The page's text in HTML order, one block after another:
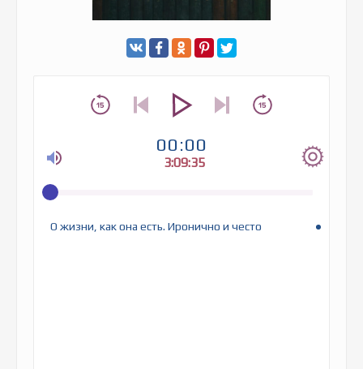
00:00
3:09:35
О жизни, как она есть. Иронично и често